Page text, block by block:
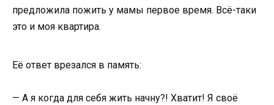
предложила пожить у мамы первое время. Всё-таки
это и моя квартира.
Её ответ врезался в память:
— А я когда для себя жить начну?! Хватит! Я своё